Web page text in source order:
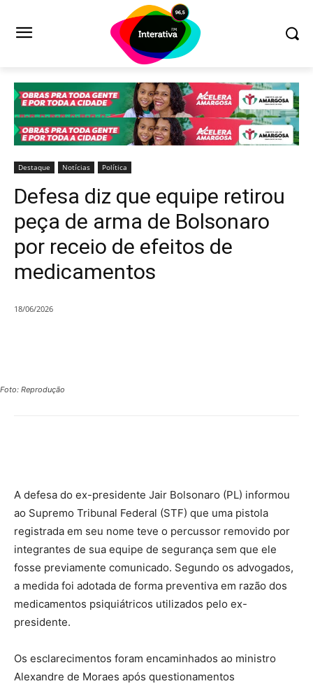
Destaque Notícias Política
Defesa diz que equipe retirou
peça de arma de Bolsonaro
por receio de efeitos de
medicamentos
18/06/2026
Foto: Reprodução
A defesa do ex-presidente Jair Bolsonaro (PL) informou
ao Supremo Tribunal Federal (STF) que uma pistola
registrada em seu nome teve o percussor removido por
integrantes de sua equipe de segurança sem que ele
fosse previamente comunicado. Segundo os advogados,
a medida foi adotada de forma preventiva em razão dos
medicamentos psiquiátricos utilizados pelo ex-
presidente.
Os esclarecimentos foram encaminhados ao ministro
Alexandre de Moraes após questionamentos